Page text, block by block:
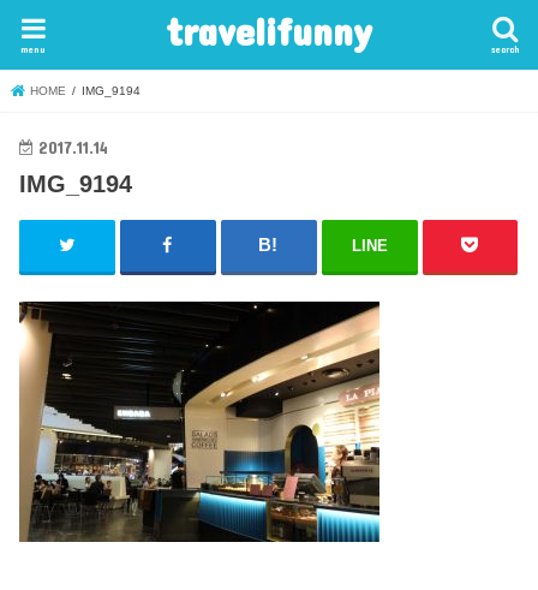
travelifunny search
menu
HOME IMG_9194
2017.11.14
IMG_9194
LINE